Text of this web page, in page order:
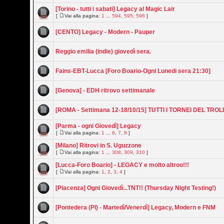
[Torino - tutti i sabati] Legacy al Magic Lair
[ Vai alla pagina: 1 ...594 ,595 ,596 ]
[CENTO] Legacy - Modern - Pauper
Reggio emilia (indie) giovedì sera.
Fains-EBT-Lucca [Foro Boario-Ogni Lunedi sera 21:30]
[Genova] - EDH ritrovo settimanale
[ROMA - Settimana 12-18/10/15] TUTTI I TORNEI DEL
[Parma - ogni Giovedì] Legacy
[ Vai alla pagina: 1 ...6 ,7 ,8 ]
[Milano] Ritrovi in S. Uguzzone
[ Vai alla pagina: 1 ...308 ,309 ,310 ]
[Lucca-Foro Boario] - LEGACY e molto altroo!!!
[ Vai alla pagina: 1 ,2 ,3 ,4 ]
[Piacenza] Ogni Giovedì...TNT!! (Thursday Night Testing!)
[Pontedera (PI) - Martedì/Venerdì] Legacy, Modern e FNM